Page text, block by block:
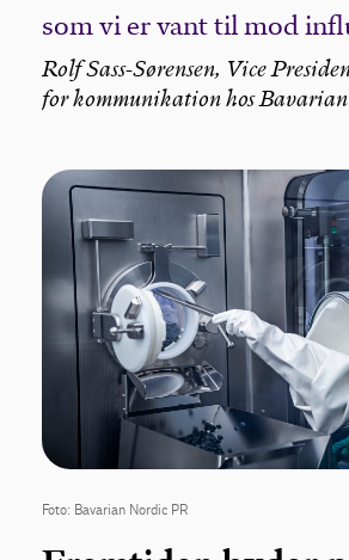
som vi er vant til mod
Rolf Sass-Sørensen, Vice
for kommunikation hos
Foto: Bavarian Nordic PR